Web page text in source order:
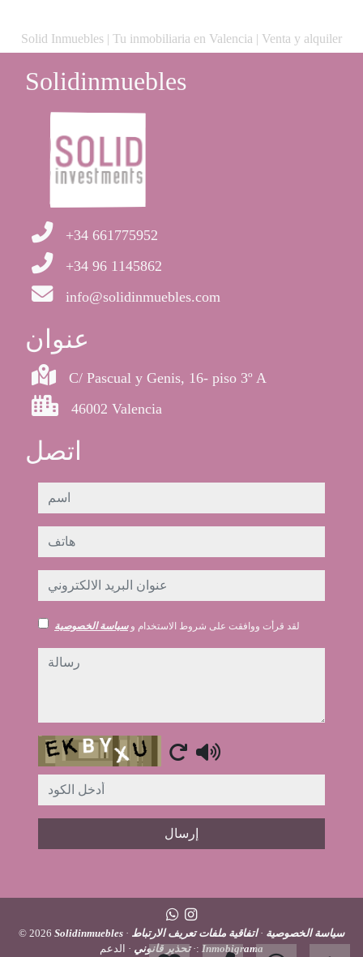
Solid Inmuebles | Tu inmobiliaria en Valencia | Venta y alquiler
Solidinmuebles
+34 661775952
+34 96 1145862
info@solidinmuebles.com
عنوان
C/ Pascual y Genis, 16- piso 3º A
46002 Valencia
اتصل
هاتف
عنوان البريد الالكتروني
لقد قرأت ووافقت على شروط الاستخدام وسياسة الخصوصية
رسالة
Captcha
إرسال
© 2026 Solidinmuebles · سياسة الخصوصية ·اتفاقية ملفات تعريف الارتباط
·تحذير قانوني · الدعم: Inmobigrama